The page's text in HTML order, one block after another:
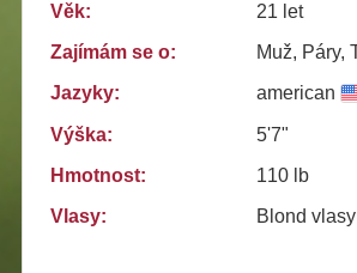
Věk:
21 let
Zajímám se o:
Muž, Páry,
Jazyky:
american
Výška:
5'7"
Hmotnost:
110 lb
Vlasy:
Blond vlasy